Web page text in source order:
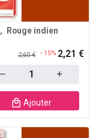
Rouge indien
2,60 € - 15% 2,21 €
Ajouter